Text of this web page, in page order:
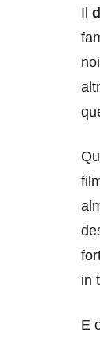
Il
in
E